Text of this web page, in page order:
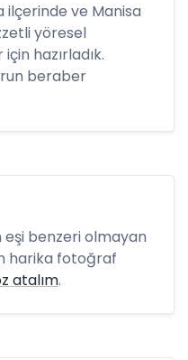
ilçerinde ve Manisa
yöresel
hazırladık.
beraber
eşi benzeri olmayan
harika fotoğraf
atalım.